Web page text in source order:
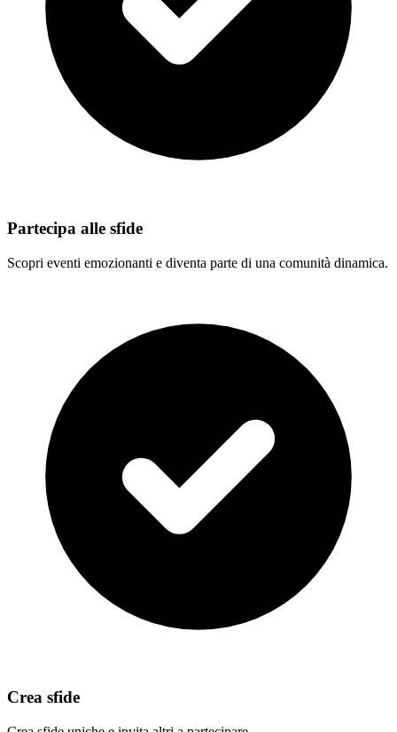
Partecipa alle sfide
Scopri eventi emozionanti e diventa parte di una comunità dinamica.
Crea sfide